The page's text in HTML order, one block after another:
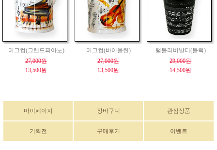
머그컵(그랜드피아노)
27,000원
13,500원
머그컵(바이올린)
27,000원
13,500원
텀블러비발디(블랙)
29,000원
14,500원
마이페이지 장바구니 관심상품
기획전 구매후기 이벤트